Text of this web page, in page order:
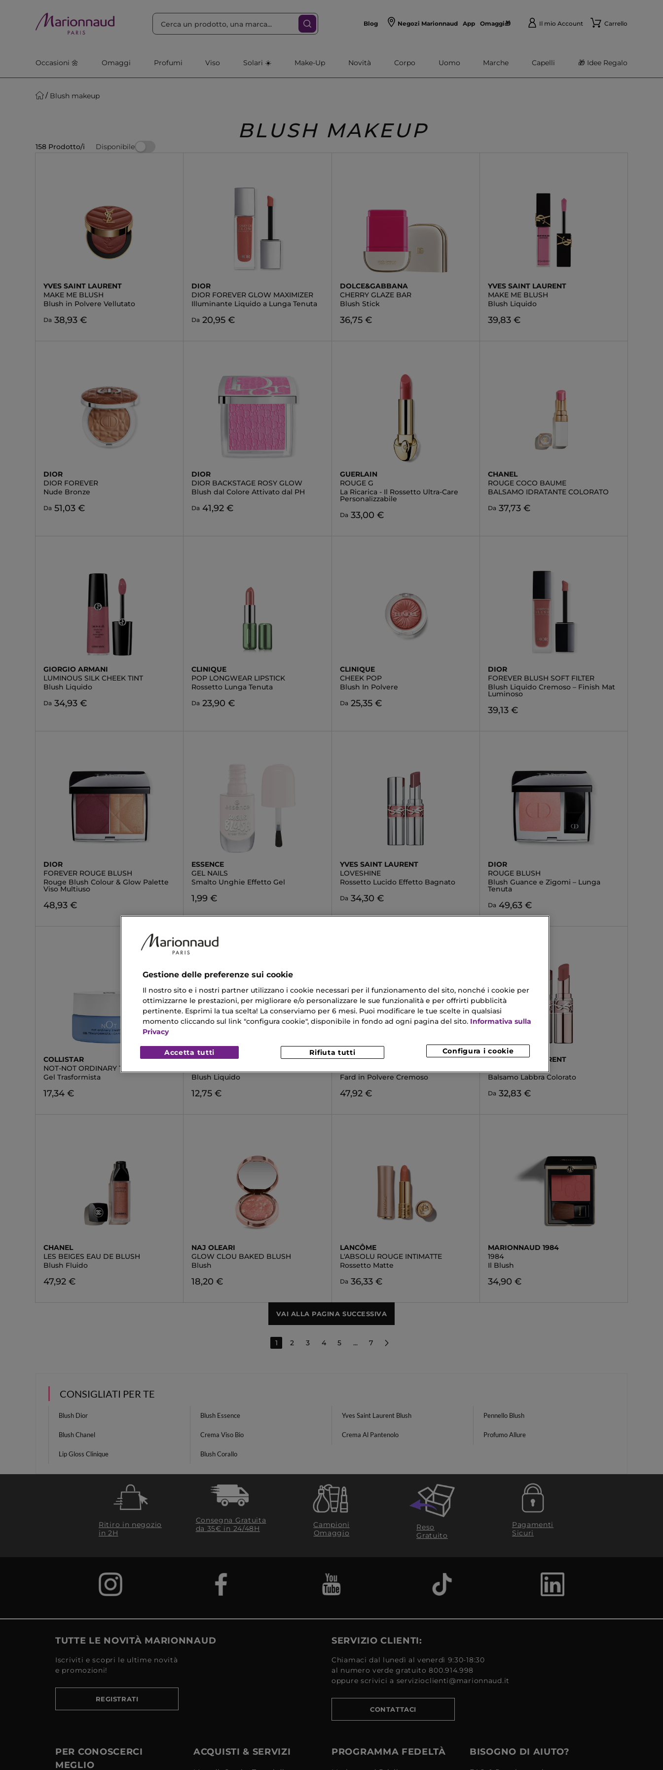
Blog Negozi Marionnaud App Omaggi🎁 Il mio Account Carrello
Occasioni 🌼 Omaggi Profumi Viso Solari ☀️ Make-Up Novità Corpo Uomo Marche Capelli 🎁 Idee Regalo
Blush makeup
BLUSH MAKEUP
158 Prodotto/i Disponibile
YVES SAINT LAURENT
MAKE ME BLUSH
Blush in Polvere Vellutato
Da 38,93 €
DIOR
DIOR FOREVER GLOW MAXIMIZER
Illuminante Liquido a Lunga Tenuta
Da 20,95 €
DOLCE&GABBANA
CHERRY GLAZE BAR
Blush Stick
36,75 €
YVES SAINT LAURENT
MAKE ME BLUSH
Blush Liquido
39,83 €
DIOR
DIOR FOREVER
Nude Bronze
Da 51,03 €
DIOR
DIOR BACKSTAGE ROSY GLOW
Blush dal Colore Attivato dal PH
Da 41,92 €
GUERLAIN
ROUGE G
La Ricarica - Il Rossetto Ultra-Care
Personalizzabile
Da 33,00 €
CHANEL
ROUGE COCO BAUME
BALSAMO IDRATANTE COLORATO
Da 37,73 €
GIORGIO ARMANI
LUMINOUS SILK CHEEK TINT
Blush Liquido
Da 34,93 €
CLINIQUE
POP LONGWEAR LIPSTICK
Rossetto Lunga Tenuta
Da 23,90 €
CLINIQUE
CHEEK POP
Blush In Polvere
Da 25,35 €
DIOR
FOREVER BLUSH SOFT FILTER
Blush Liquido Cremoso – Finish Mat
Luminoso
39,13 €
DIOR
FOREVER ROUGE BLUSH
Rouge Blush Colour & Glow Palette
Viso Multiuso
48,93 €
ESSENCE
GEL NAILS
Smalto Unghie Effetto Gel
1,99 €
YVES SAINT LAURENT
LOVESHINE
Rossetto Lucido Effetto Bagnato
Da 34,30 €
DIOR
ROUGE BLUSH
Blush Guance e Zigomi – Lunga
Tenuta
Da 49,63 €
COLLISTAR
NOT-NOT ORDINARY TREATMENT
Gel Trasformista
17,34 €
DIEGO DALLA PALMA
Blush Liquido
12,75 €
CHANEL
Fard in Polvere Cremoso
47,92 €
YVES SAINT LAURENT
Balsamo Labbra Colorato
Da 32,83 €
CHANEL
LES BEIGES EAU DE BLUSH
Blush Fluido
47,92 €
NAJ OLEARI
GLOW CLOU BAKED BLUSH
Blush
18,20 €
LANCÔME
L'ABSOLU ROUGE INTIMATTE
Rossetto Matte
Da 36,33 €
MARIONNAUD 1984
1984
Il Blush
34,90 €
VAI ALLA PAGINA SUCCESSIVA
1 2 3 4 5 ... 7
CONSIGLIATI PER TE
Blush Dior Blush Essence Yves Saint Laurent Blush Pennello Blush
Blush Chanel Crema Viso Bio Crema Al Pantenolo Profumo Allure
Lip Gloss Clinique Blush Corallo
Ritiro in negozio
in 2H
Consegna Gratuita
da 35€​ in 24/48H
Campioni
Omaggio
Reso
Gratuito
Pagamenti
Sicuri
TUTTE LE NOVITÀ MARIONNAUD
Iscriviti e scopri le ultime novità
e promozioni!
REGISTRATI
SERVIZIO CLIENTI:
Chiamaci dal lunedì al venerdì 9:30-18:30
al numero verde gratuito 800.914.998
oppure scrivici a servizioclienti@marionnaud.it
CONTATTACI
PER CONOSCERCI
MEGLIO
ACQUISTI & SERVIZI PROGRAMMA FEDELTÀ BISOGNO DI AIUTO?
Gestione delle preferenze sui cookie
Il nostro sito e i nostri partner utilizzano i cookie necessari per il funzionamento del sito, nonché i cookie per
ottimizzarne le prestazioni, per migliorare e/o personalizzare le sue funzionalità e per offrirti pubblicità
pertinente. Esprimi la tua scelta! La conserviamo per 6 mesi. Puoi modificare le tue scelte in qualsiasi
momento cliccando sul link "configura cookie", disponibile in fondo ad ogni pagina del sito. Informativa sulla
Privacy
Configura i cookie
Rifiuta tutti
Accetta tutti